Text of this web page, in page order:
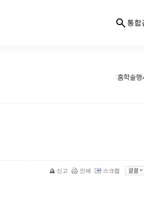
통합
홈학술행
신고 인쇄 스크랩